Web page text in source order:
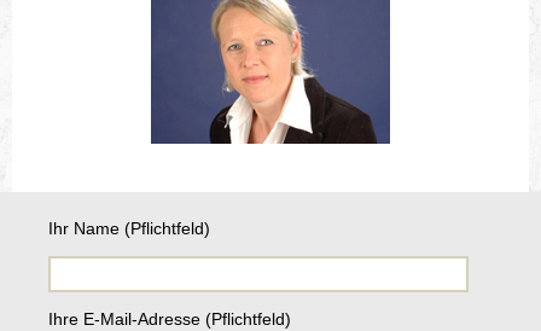
Ihr Name (Pflichtfeld)
Ihre E-Mail-Adresse (Pflichtfeld)